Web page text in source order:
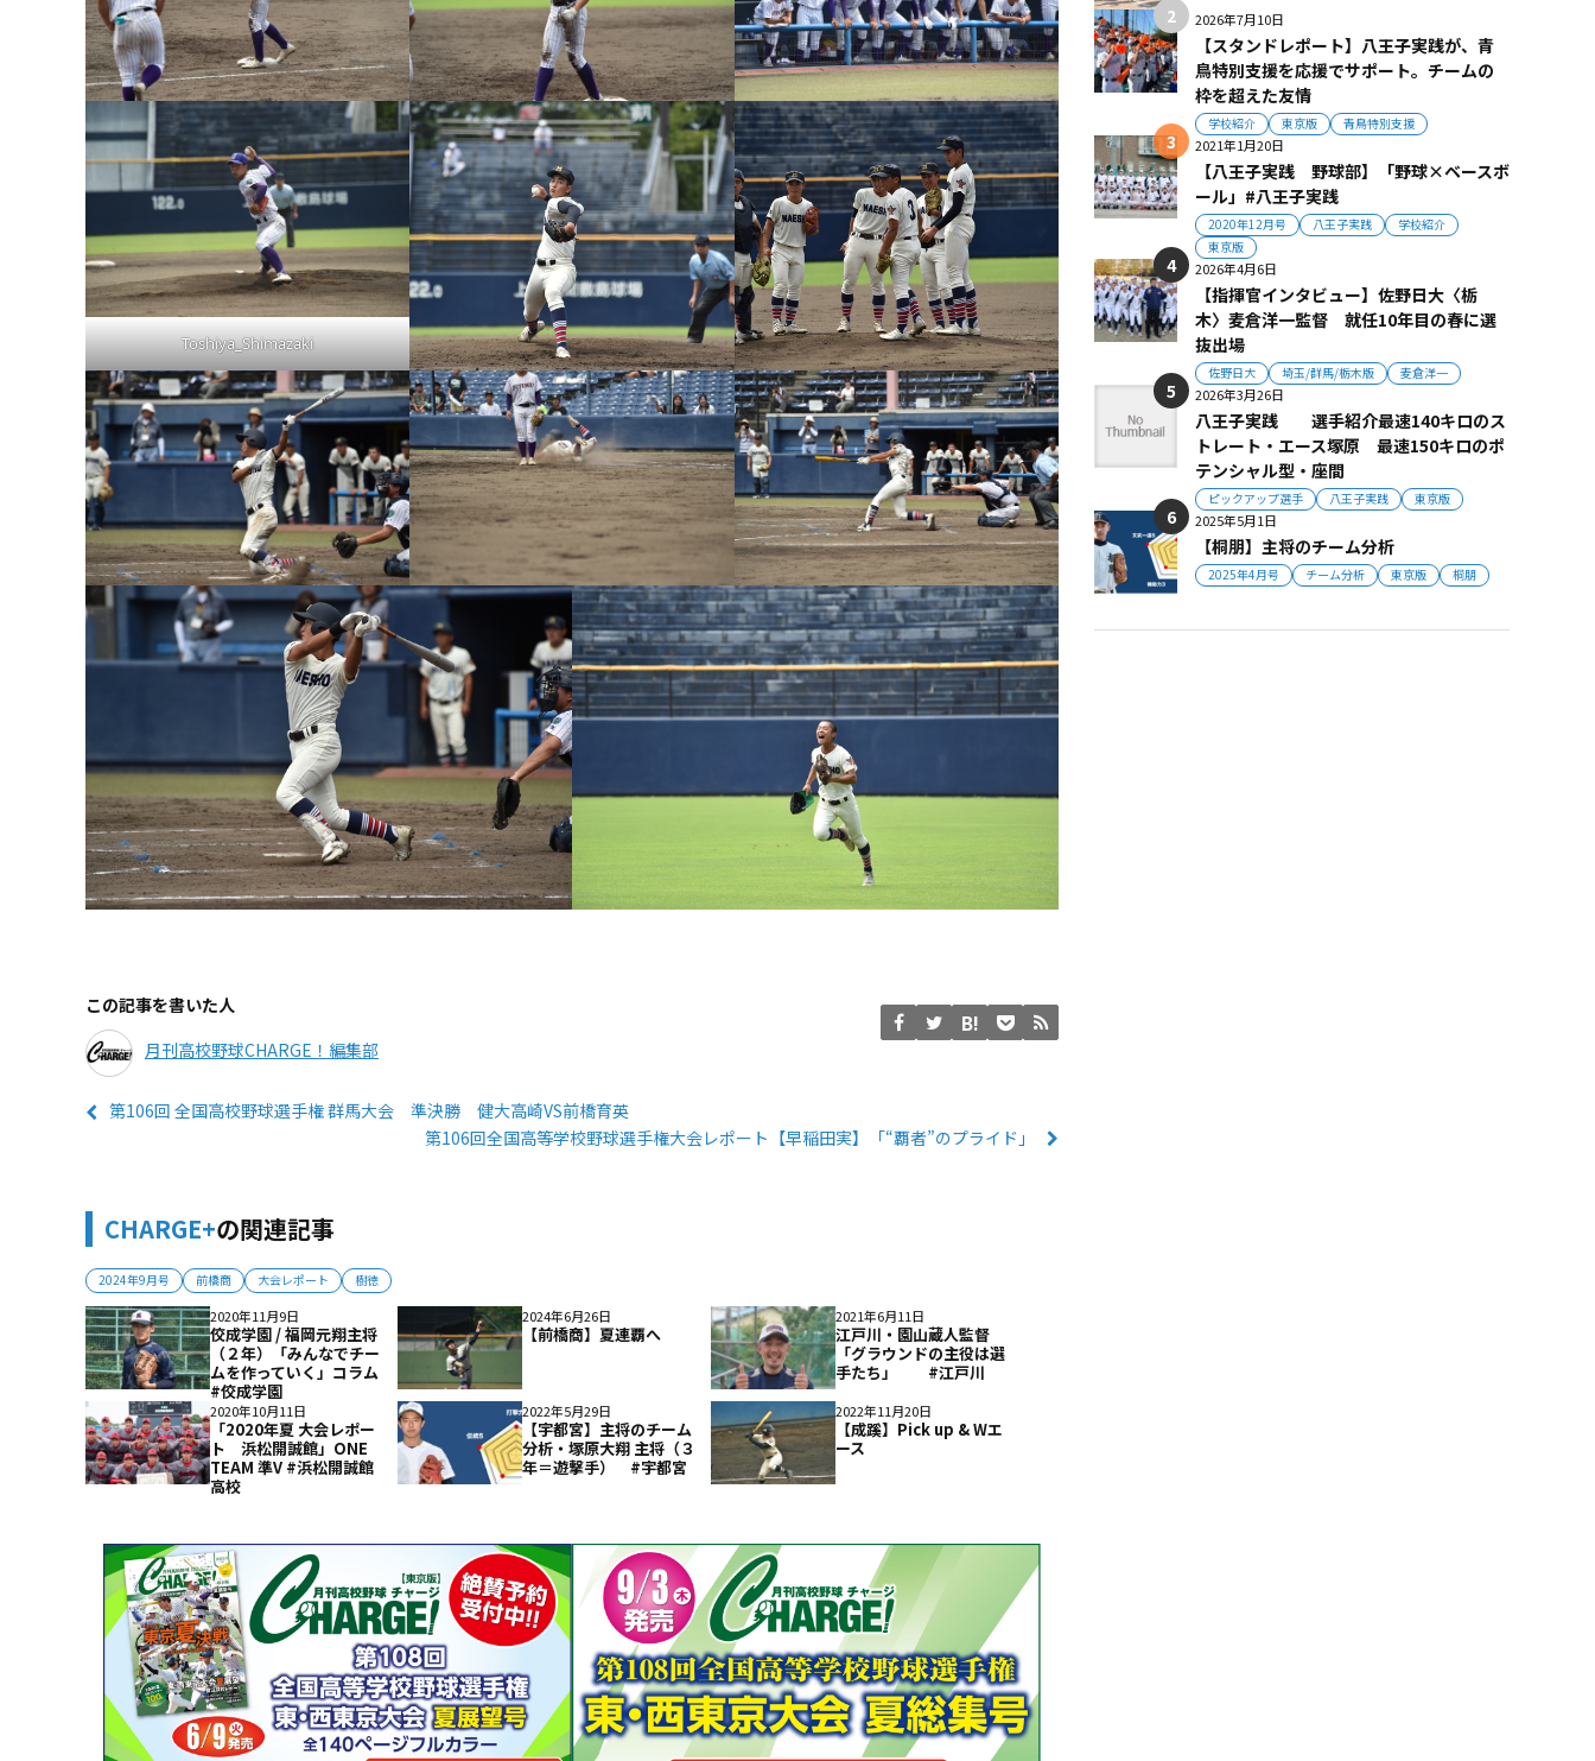
Toshiya_Shimazaki
この記事を書いた人
月刊高校野球CHARGE！編集部
第106回 全国高校野球選手権 群馬大会 準決勝 健大高崎VS前橋育英
第106回全国高等学校野球選手権大会レポート【早稲田実】「“覇者”のプライド」
CHARGE+の関連記事
2024年9月号 前橋商 大会レポート 樹徳
2020年11月9日
佼成学園 / 福岡元翔主将
（２年）「みんなでチー
ムを作っていく」コラム
#佼成学園
2024年6月26日
【前橋商】夏連覇へ
2021年6月11日
江戸川・園山蔵人監督
「グラウンドの主役は選
手たち」 #江戸川
2020年10月11日
「2020年夏 大会レポー
ト 浜松開誠館」ONE
TEAM 準V #浜松開誠館
高校
2022年5月29日
【宇都宮】主将のチーム
分析・塚原大翔 主将（３
年＝遊撃手） #宇都宮
2022年11月20日
【成蹊】Pick up & Wエ
ース
2026年7月10日
【スタンドレポート】八王子実践が、青
鳥特別支援を応援でサポート。チームの
枠を超えた友情
学校紹介 東京版 青鳥特別支援
2021年1月20日
【八王子実践 野球部】「野球×ベースボ
ール」#八王子実践
2020年12月号 八王子実践
学校紹介
東京版
2026年4月6日
【指揮官インタビュー】佐野日大〈栃
木〉麦倉洋一監督 就任10年目の春に選
抜出場
佐野日大 埼玉/群馬/栃木版 麦倉洋一
2026年3月26日
八王子実践 選手紹介最速140キロのス
トレート・エース塚原 最速150キロのポ
テンシャル型・座間
ピックアップ選手 八王子実践 東京版
2025年5月1日
【桐朋】主将のチーム分析
2025年4月号 チーム分析 東京版 桐朋